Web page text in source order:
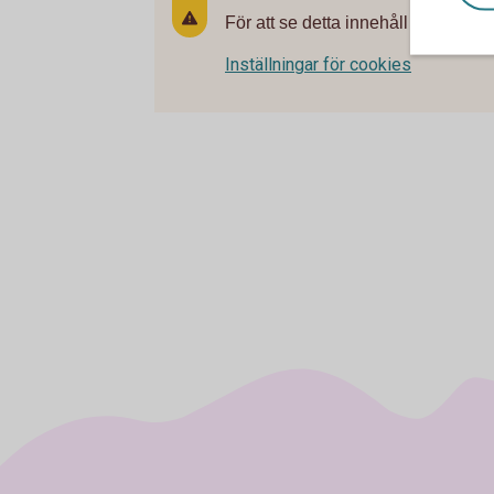
För att se detta innehåll behöver
Inställningar för cookies